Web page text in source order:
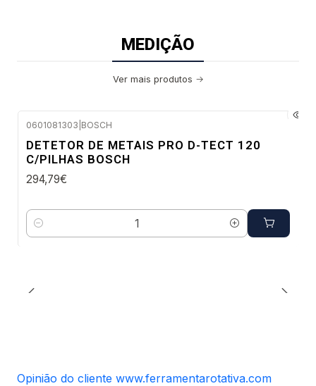
MEDIÇÃO
Ver mais produtos
NOVO
0601081303 BOSCH
DETETOR DE METAIS PRO D-TECT 120
C/PILHAS BOSCH
294,79€
Quantidade
Opinião do cliente www.ferramentarotativa.com